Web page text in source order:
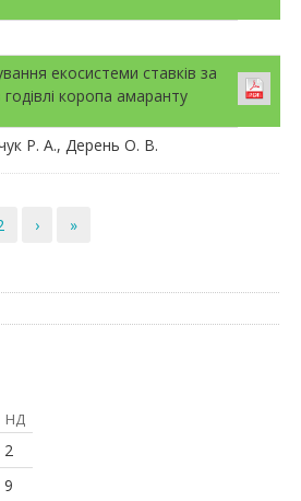
екосистеми ставків за
коропа амаранту
Р. А., Дерень О. В.
› »
НД
2
9